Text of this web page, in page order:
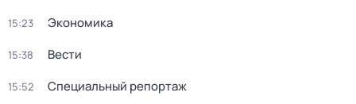
15:23 Экономика
15:38 Вести
15:52 Специальный репортаж